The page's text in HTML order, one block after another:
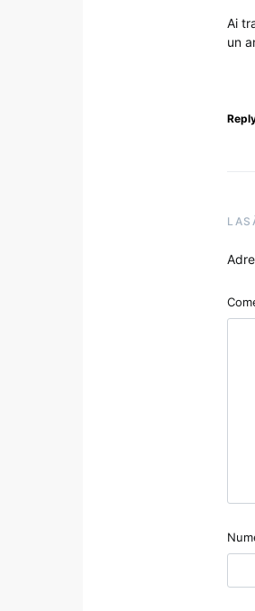
Ai
un